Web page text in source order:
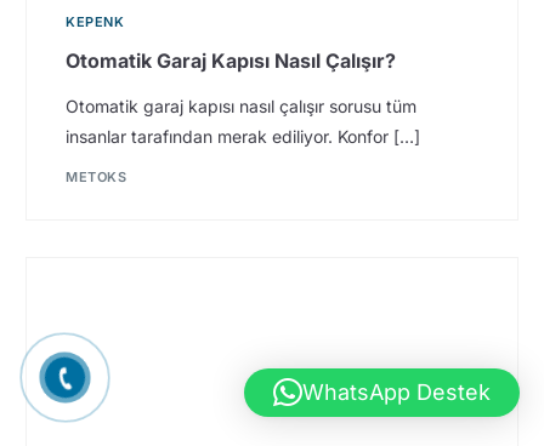
KEPENK
Otomatik Garaj Kapısı Nasıl Çalışır?
Otomatik garaj kapısı nasıl çalışır sorusu tüm
insanlar tarafından merak ediliyor. Konfor […]
METOKS
Hemen Ara
WhatsApp Destek